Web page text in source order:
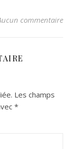
commentaire
Les champs
*